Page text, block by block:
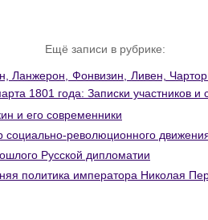
Ещё записи в рубрике:
Ланжерон, Фонвизин, Ливен,
1801 года: Записки участников и
и его современники
революционного
Русской дипломатии
политика императора Николая